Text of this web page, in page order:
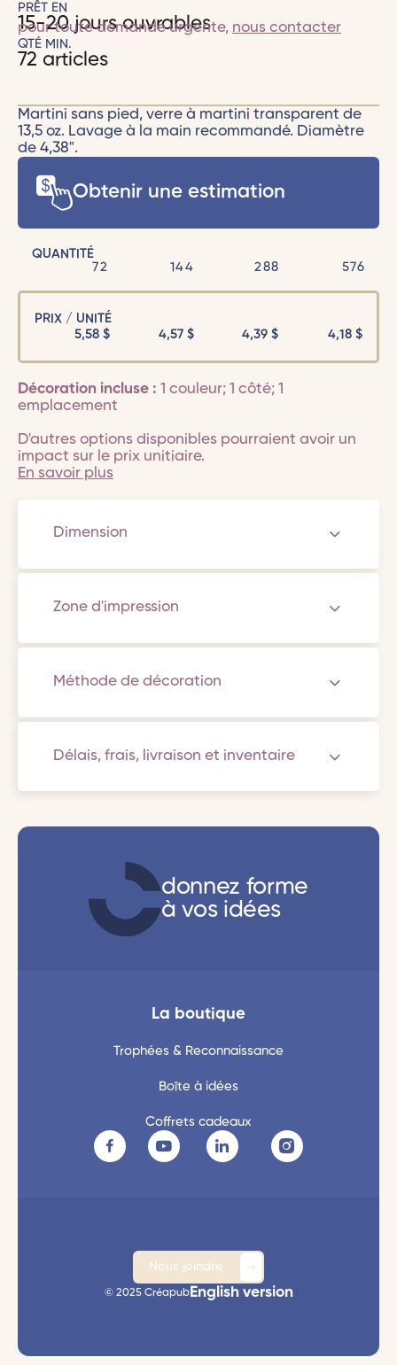
PRÊT EN
15-20 jours ouvrables
pour toute demande urgente, nous contacter
QTÉ MIN.
72 articles
Martini sans pied, verre à martini transparent de
13,5 oz. Lavage à la main recommandé. Diamètre
de 4,38".
Obtenir une estimation
QUANTITÉ
72
144 288 576
PRIX / UNITÉ
5,58 $ 4,57$ 4,39$ 4,18$
Décoration incluse : 1 couleur; 1 côté; 1
emplacement
D'autres options disponibles pourraient avoir un
impact sur le prix unitiaire.
En savoir plus
Dimension
Zone d'impression
Méthode de décoration
Délais, frais, livraison et inventaire
donnez forme
à vos idées
La boutique
Trophées & Reconnaissance
Boîte à idées
Coffrets cadeaux
Nous joindre
© 2025 CréapubEnglish version